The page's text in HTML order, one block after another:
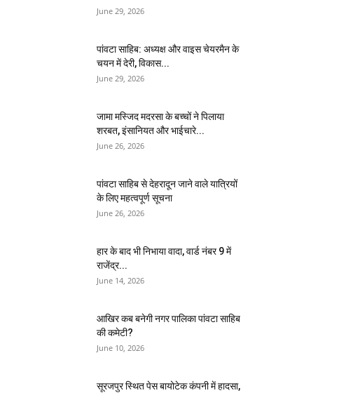
June 29, 2026
पांवटा साहिब: अध्यक्ष और वाइस चेयरमैन के
चयन में देरी, विकास...
June 29, 2026
जामा मस्जिद मदरसा के बच्चों ने पिलाया
शरबत, इंसानियत और भाईचारे...
June 26, 2026
पांवटा साहिब से देहरादून जाने वाले यात्रियों
के लिए महत्वपूर्ण सूचना
June 26, 2026
हार के बाद भी निभाया वादा, वार्ड नंबर 9 में
राजेंद्र...
June 14, 2026
आखिर कब बनेगी नगर पालिका पांवटा साहिब
की कमेटी?
June 10, 2026
सूरजपुर स्थित पेस बायोटेक कंपनी में हादसा,